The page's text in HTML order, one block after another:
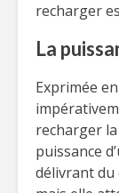
recharger
La
Exprimée
recharger
puissance
délivrant du